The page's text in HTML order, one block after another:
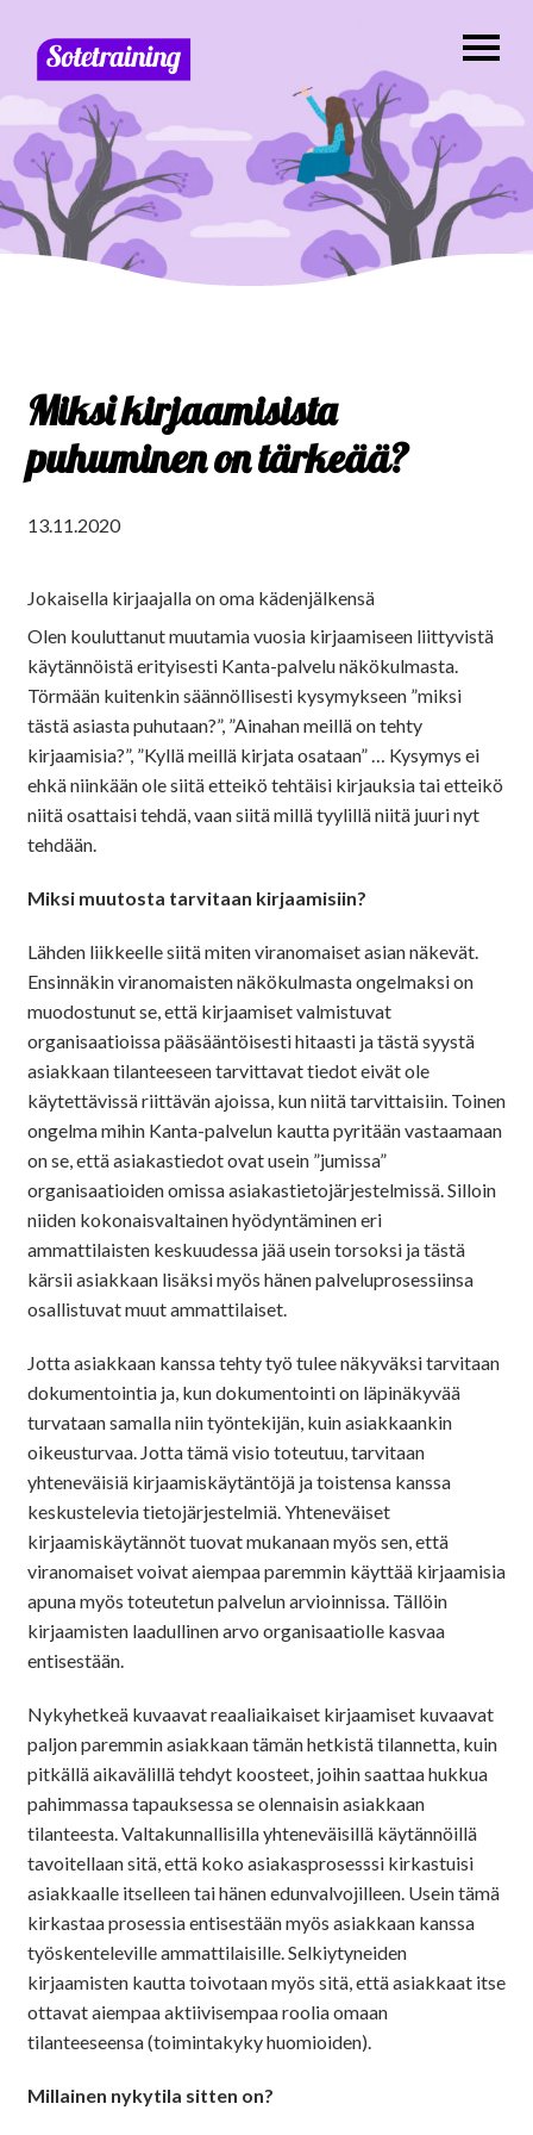
Miksi kirjaamisista
puhuminen on tärkeää?
13.11.2020
Jokaisella kirjaajalla on oma kädenjälkensä
Olen kouluttanut muutamia vuosia kirjaamiseen liittyvistä
käytännöistä erityisesti Kanta-palvelu näkökulmasta.
Törmään kuitenkin säännöllisesti kysymykseen ”miksi
tästä asiasta puhutaan?”, ”Ainahan meillä on tehty
kirjaamisia?”, ”Kyllä meillä kirjata osataan” … Kysymys ei
ehkä niinkään ole siitä etteikö tehtäisi kirjauksia tai etteikö
niitä osattaisi tehdä, vaan siitä millä tyylillä niitä juuri nyt
tehdään.
Miksi muutosta tarvitaan kirjaamisiin?
Lähden liikkeelle siitä miten viranomaiset asian näkevät.
Ensinnäkin viranomaisten näkökulmasta ongelmaksi on
muodostunut se, että kirjaamiset valmistuvat
organisaatioissa pääsääntöisesti hitaasti ja tästä syystä
asiakkaan tilanteeseen tarvittavat tiedot eivät ole
käytettävissä riittävän ajoissa, kun niitä tarvittaisiin. Toinen
ongelma mihin Kanta-palvelun kautta pyritään vastaamaan
on se, että asiakastiedot ovat usein ”jumissa”
organisaatioiden omissa asiakastietojärjestelmissä. Silloin
niiden kokonaisvaltainen hyödyntäminen eri
ammattilaisten keskuudessa jää usein torsoksi ja tästä
kärsii asiakkaan lisäksi myös hänen palveluprosessiinsa
osallistuvat muut ammattilaiset.
Jotta asiakkaan kanssa tehty työ tulee näkyväksi tarvitaan
dokumentointia ja, kun dokumentointi on läpinäkyvää
turvataan samalla niin työntekijän, kuin asiakkaankin
oikeusturvaa. Jotta tämä visio toteutuu, tarvitaan
yhteneväisiä kirjaamiskäytäntöjä ja toistensa kanssa
keskustelevia tietojärjestelmiä. Yhteneväiset
kirjaamiskäytännöt tuovat mukanaan myös sen, että
viranomaiset voivat aiempaa paremmin käyttää kirjaamisia
apuna myös toteutetun palvelun arvioinnissa. Tällöin
kirjaamisten laadullinen arvo organisaatiolle kasvaa
entisestään.
Nykyhetkeä kuvaavat reaaliaikaiset kirjaamiset kuvaavat
paljon paremmin asiakkaan tämän hetkistä tilannetta, kuin
pitkällä aikavälillä tehdyt koosteet, joihin saattaa hukkua
pahimmassa tapauksessa se olennaisin asiakkaan
tilanteesta. Valtakunnallisilla yhteneväisillä käytännöillä
tavoitellaan sitä, että koko asiakasprosesssi kirkastuisi
asiakkaalle itselleen tai hänen edunvalvojilleen. Usein tämä
kirkastaa prosessia entisestään myös asiakkaan kanssa
työskenteleville ammattilaisille. Selkiytyneiden
kirjaamisten kautta toivotaan myös sitä, että asiakkaat itse
ottavat aiempaa aktiivisempaa roolia omaan
tilanteeseensa (toimintakyky huomioiden).
Millainen nykytila sitten on?